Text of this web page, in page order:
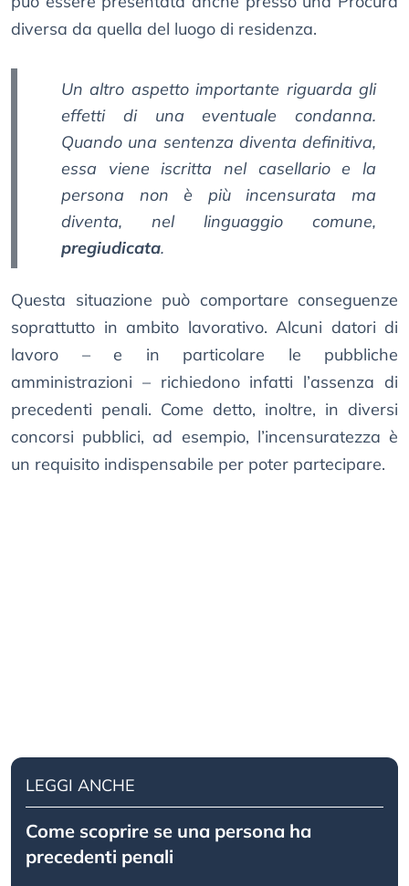
diversa da quella del luogo di residenza.
Un altro aspetto importante riguarda gli
effetti di una eventuale condanna.
Quando una sentenza diventa definitiva,
essa viene iscritta nel casellario e la
persona non è più incensurata ma
diventa, nel linguaggio comune,
pregiudicata.
Questa situazione può comportare conseguenze
soprattutto in ambito lavorativo. Alcuni datori di
lavoro – e in particolare le pubbliche
amministrazioni – richiedono infatti l’assenza di
precedenti penali. Come detto, inoltre, in diversi
concorsi pubblici, ad esempio, l’incensuratezza è
un requisito indispensabile per poter partecipare.
LEGGI ANCHE
Come scoprire se una persona ha
precedenti penali